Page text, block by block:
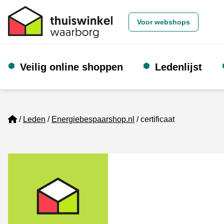
Voor webshops
Veilig online shoppen Ledenlijst
Home
Leden Energiebespaarshop.nl certificaat